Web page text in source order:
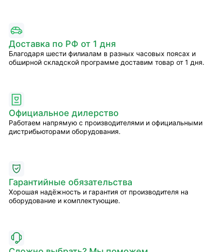
Доставка по РФ от 1 дня
Благодаря шести филиалам в разных часовых поясах и
обширной складской программе доставим товар от 1 дня.
Официальное дилерство
Работаем напрямую с производителями и официальными
дистрибьюторами оборудования.
Гарантийные обязательства
Хорошая надёжность и гарантия от производителя на
оборудование и комплектующие.